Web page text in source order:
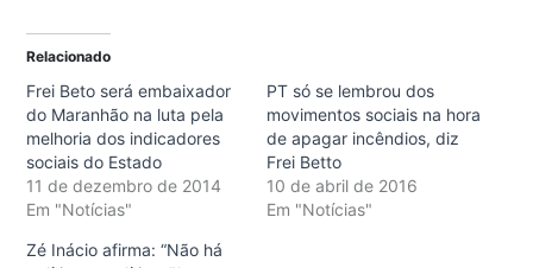
Relacionado
Frei Beto será embaixador
do Maranhão na luta pela
melhoria dos indicadores
sociais do Estado
11 de dezembro de 2014
Em "Notícias"
PT só se lembrou dos
movimentos sociais na hora
de apagar incêndios, diz
Frei Betto
10 de abril de 2016
Em "Notícias"
Zé Inácio afirma: “Não há